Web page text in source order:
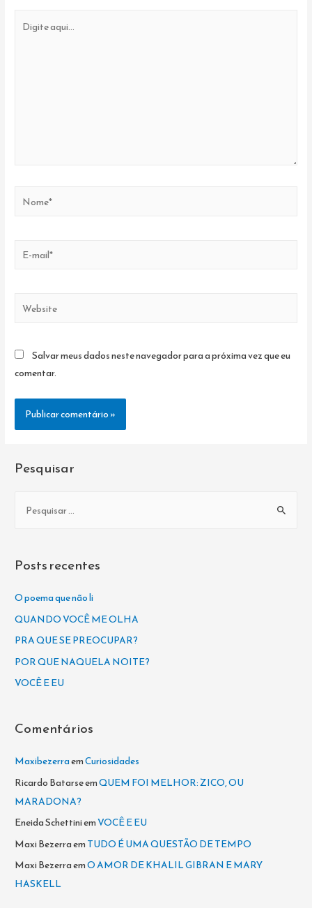
aqui...
Website
Salvar meus dados neste navegador para a próxima vez que eu
comentar.
Pesquisar
i
s
p
o
:
Posts recentes
O poema que não li
QUANDO VOCÊ ME OLHA
PRA QUE SE PREOCUPAR?
POR QUE NAQUELA NOITE?
VOCÊ E EU
Comentários
MaxibezerraemCuriosidades
Ricardo BatarseemQUEM FOI MELHOR: ZICO, OU
MARADONA?
Eneida SchettiniemVOCÊ E EU
Maxi Bezerraem TUDO É UMA QUESTÃO DE TEMPO
Maxi BezerraemO AMOR DE KHALIL GIBRAN E MARY
HASKELL